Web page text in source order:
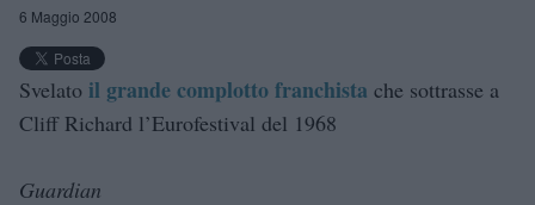
6 Maggio 2008
Svelato il grande complotto franchista che sottrasse a
Cliff Richard l’Eurofestival del 1968
Guardian